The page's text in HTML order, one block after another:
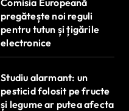
Comisia Europeană
pregătește noi reguli
pentru tutun și țigările
electronice
Studiu alarmant: un
pesticid folosit pe fructe
și legume ar putea afecta